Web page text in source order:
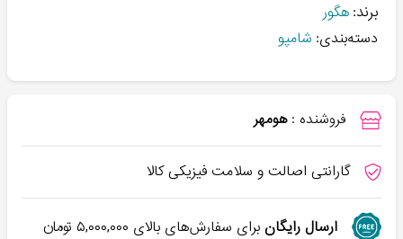
برند: هگور
دسته‌بندی: شامپو
فروشنده : هومهر
گارانتی اصالت و سلامت فیزیکی کالا
ارسال رایگانبرای سفارش‌های بالای ۵,۰۰۰,۰۰۰تومان